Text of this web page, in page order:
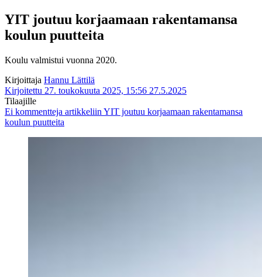
YIT joutuu korjaamaan rakentamansa
koulun puutteita
Koulu valmistui vuonna 2020.
Kirjoittaja Hannu Lättilä
Kirjoitettu 27. toukokuuta 2025, 15:56 27.5.2025
Tilaajille
Ei kommentteja artikkeliin YIT joutuu korjaamaan rakentamansa
koulun puutteita